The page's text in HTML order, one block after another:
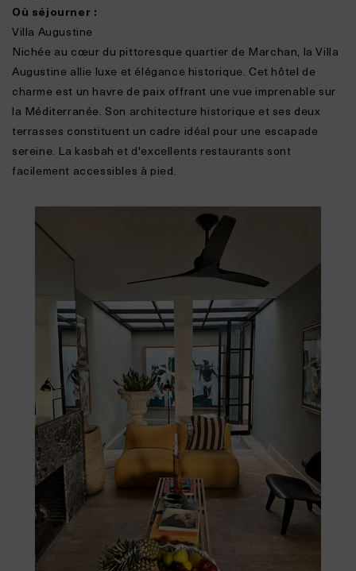
Où séjourner :
Villa Augustine
Nichée au cœur du pittoresque quartier de Marchan, la Villa
Augustine allie luxe et élégance historique. Cet hôtel de
charme est un havre de paix offrant une vue imprenable sur
la Méditerranée. Son architecture historique et ses deux
terrasses constituent un cadre idéal pour une escapade
sereine. La kasbah et d'excellents restaurants sont
facilement accessibles à pied.